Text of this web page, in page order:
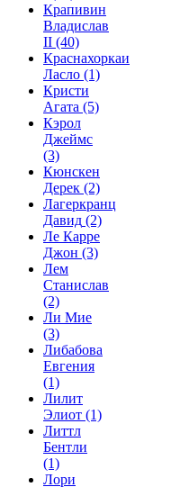
Крапивин
Владислав
II (40)
Краснахоркаи
Ласло (1)
Кристи
Агата (5)
Кэрол
Джеймс
(3)
Кюнскен
Дерек (2)
Лагеркранц
Давид (2)
Ле Карре
Джон (3)
Лем
Станислав
(2)
Ли Мие
(3)
Либабова
Евгения
(1)
Лилит
Элиот (1)
Литтл
Бентли
(1)
Лори